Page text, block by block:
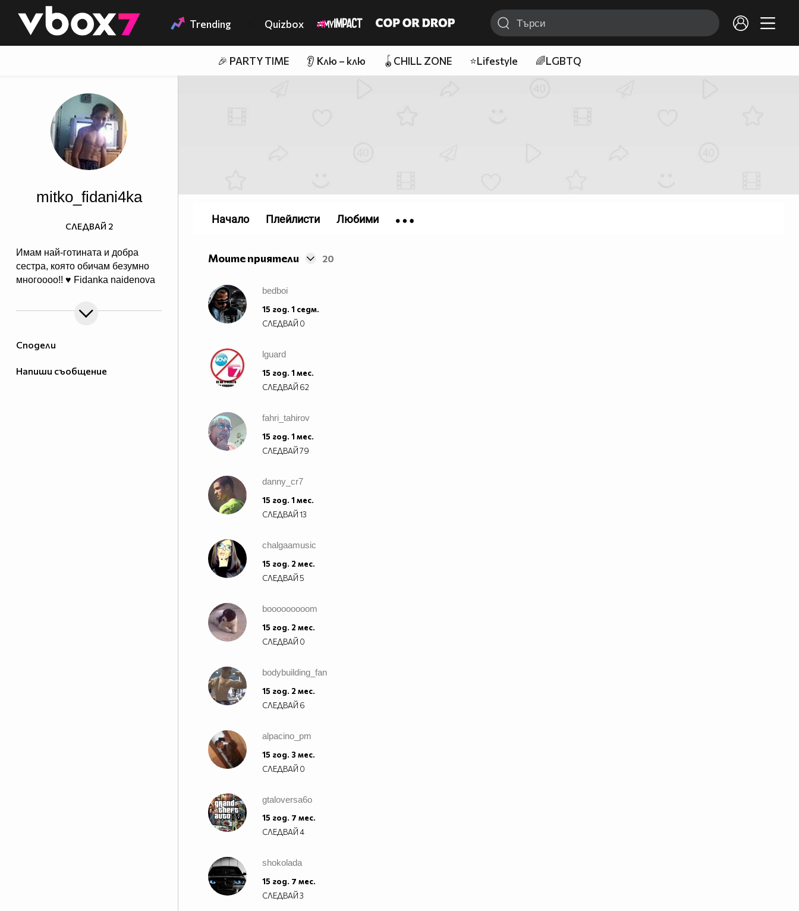
👾 Trending Quizbox
🎉 PARTY TIME 👂 Клю – клю 🪀CHILL ZONE ⭐Lifestyle 🌈LGBTQ
Сподели
Напиши съобщение
mitko_fidani4ka
Имам най-готинaта и добра
сестра, която обичам безумно
многоооо!! ♥ Fidanka naidenova
СЛЕДВАЙ 2
Моите приятели 20
bedboi
15 год. 1 седм.
СЛЕДВАЙ 0
lguard
15 год. 1 мес.
СЛЕДВАЙ 62
fahri_tahirov
15 год. 1 мес.
СЛЕДВАЙ79
danny_cr7
15 год. 1 мес.
СЛЕДВАЙ13
chalgaamusic
15 год. 2 мес.
СЛЕДВАЙ5
booooooooom
15 год. 2 мес.
СЛЕДВАЙ 0
bodybuilding_fan
15 год. 2 мес.
СЛЕДВАЙ 6
alpacino_pm
15 год. 3 мес.
СЛЕДВАЙ 0
gtaloversa6o
15 год. 7 мес.
СЛЕДВАЙ4
shokolada
15 год. 7 мес.
СЛЕДВАЙ3
Начало Плейлисти Любими